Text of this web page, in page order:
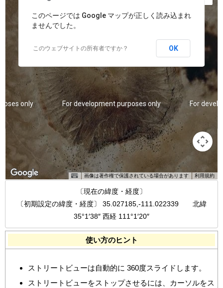
For development purposes only
only For
For
For development purposes only
only
画像は著作権で保護されている場合があります 利用規約
このページでは Google マップが正しく読み込まれ
ませんでした。
このウェブサイトの所有者ですか？ OK
〔現在の緯度・経度〕
〔初期設定の緯度・経度〕 35.027185,-111.022339 北緯
35°1′38″ 西経 111°1′20″
使い方のヒント
ストリートビューは自動的に 360度スライドします。
ストリートビューをストップさせるには、カーソルをス